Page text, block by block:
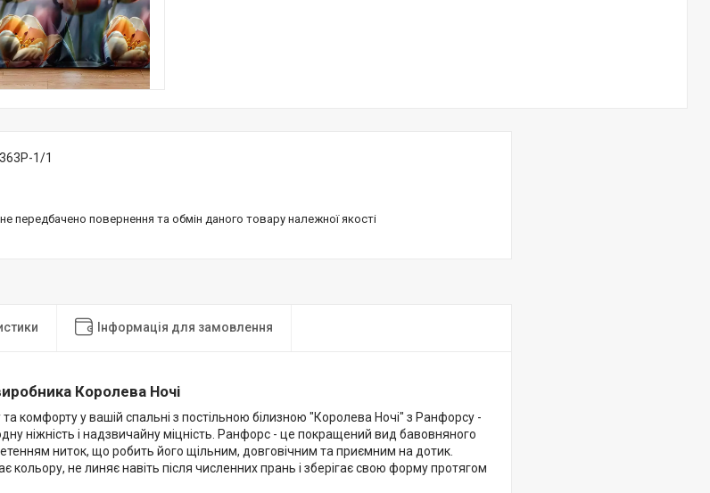
1/1
не передбачено повернення та обмін даного товару належної якості
Інформація для замовлення
Королева Ночі
комфорту у вашій спальні з постільною білизною "Королева Ночі" з Ранфорсу -
ніжність і надзвичайну міцність. Ранфорс - це покращений вид бавовняного
ниток, що робить його щільним, довговічним та приємним на дотик.
кольору, не линяє навіть після численних прань і зберігає свою форму протягом